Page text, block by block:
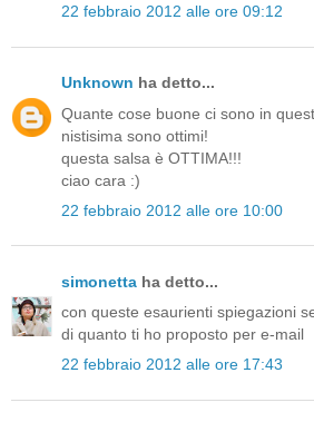
22 febbraio 2012 alle ore 09:12
Unknown ha detto...
Quante cose buone ci sono in
nistisima sono ottimi!
questa salsa è OTTIMA!!!
ciao cara :)
22 febbraio 2012 alle ore 10:00
simonetta ha detto...
con queste esaurienti spiegazioni
di quanto ti ho proposto per e-mail
22 febbraio 2012 alle ore 17:43